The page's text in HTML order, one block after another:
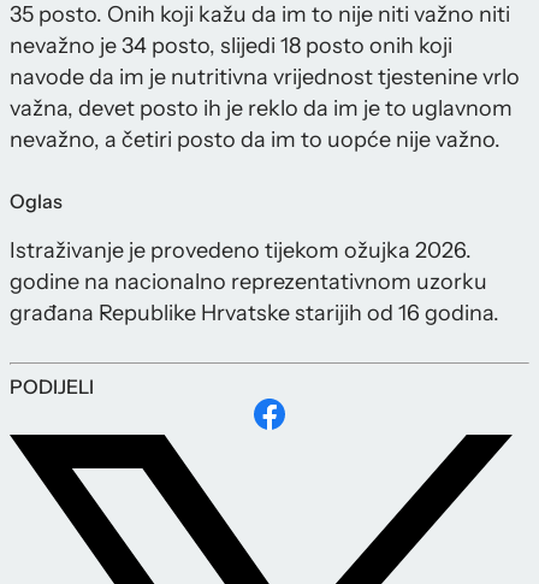
35 posto. Onih koji kažu da im to nije niti važno niti
nevažno je 34 posto, slijedi 18 posto onih koji
navode da im je nutritivna vrijednost tjestenine vrlo
važna, devet posto ih je reklo da im je to uglavnom
nevažno, a četiri posto da im to uopće nije važno.
Oglas
Istraživanje je provedeno tijekom ožujka 2026.
godine na nacionalno reprezentativnom uzorku
građana Republike Hrvatske starijih od 16 godina.
PODIJELI